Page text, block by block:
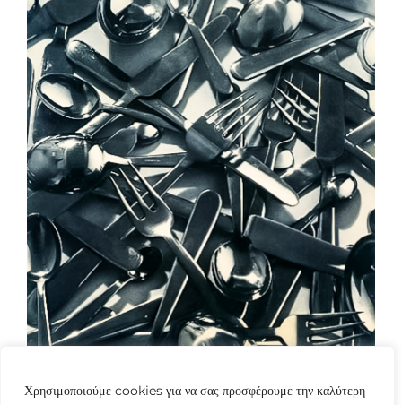
Χρησιμοποιούμε cookies για να σας προσφέρουμε την καλύτερη